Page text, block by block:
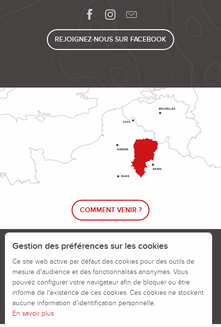
REJOIGNEZ-NOUS SUR FACEBOOK
COMMENT VENIR ?
Le blog rando !
Calendrier des jours chassés
Signaler un problème sur un parcours
Politiques des Cookies Mentions légales
Gestion des préférences sur les cookies
Ce site web active par défaut des cookies pour des outils de
mesure d'audience et des fonctionnalités anonymes. Vous
pouvez configurer votre navigateur afin de bloquer ou être
informé de l'existence de ces cookies. Ces cookies ne stockent
aucune information d’identification personnelle.
En savoir plus